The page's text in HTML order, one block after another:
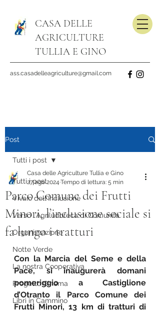
CASA DELLE
AGRICULTURE
TULLIA E GINO
ass.casadelleagriculture@gmail.com
Post
Tutti i post
Vivaio dell'Inclusione
Verso l'Agriludoteca di Comunità
Organizzazione
Notte Verde
La nostra Cooperativa
Progetto Cinema
Libri in Cammino
Tutti i post
Parco Comune dei Frutti
Minori, l’inclusione sociale si
fa lungo i tratturi
Casa delle Agriculture Tullia e Gino
27 ago 2024 Tempo di lettura: 5 min
Con la Marcia del Seme e della
Pace, si inaugurerà domani
pomeriggio a Castiglione
d’Otranto il Parco Comune dei
Frutti Minori, 13 km di tratturi di